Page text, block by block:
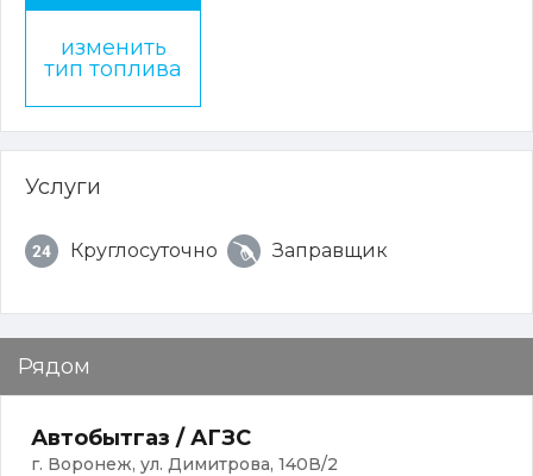
изменить
тип топлива
Услуги
Круглосуточно Заправщик
Рядом
Автобытгаз / АГЗС
г. Воронеж, ул. Димитрова, 140В/2